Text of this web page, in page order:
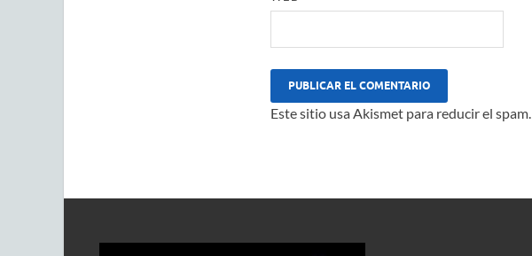
Este sitio usa Akismet para reducir el spam.